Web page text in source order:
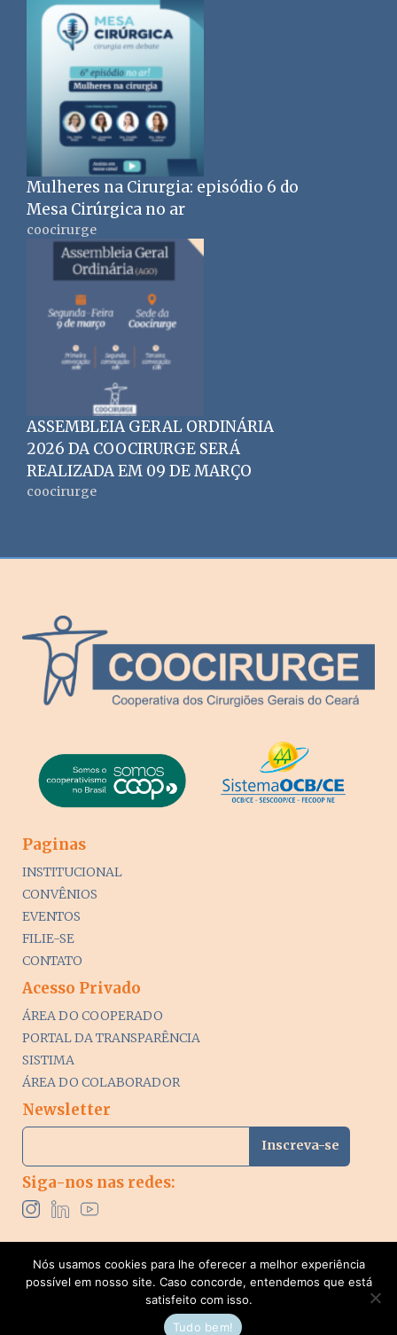
Mulheres na Cirurgia: episódio 6 do
Mesa Cirúrgica no ar
coocirurge
ASSEMBLEIA GERAL ORDINÁRIA
2026 DA COOCIRURGE SERÁ
REALIZADA EM 09 DE MARÇO
coocirurge
Paginas
INSTITUCIONAL
CONVÊNIOS
EVENTOS
FILIE-SE
CONTATO
Acesso Privado
ÁREA DO COOPERADO
PORTAL DA TRANSPARÊNCIA
SISTIMA
ÁREA DO COLABORADOR
Newsletter
Siga-nos nas redes:
© 2024-2026 Coocirurge | CNPJ: 02.985.391/0001-76. Todos
os direitos reservados. Desenvolvido por
Nós usamos cookies para lhe oferecer a melhor experiência
possível em nosso site. Caso concorde, entendemos que está
satisfeito com isso.
Tudo bem!